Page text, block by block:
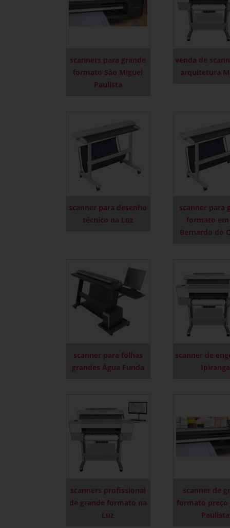
scanners para grande
formato São Miguel
Paulista
venda de
arquitetura
scanner para desenho
técnico na Luz
scanner para
formato em
Bernardo do
scanner para folhas
grandes Água Funda
scanner de
Ipiranga
scanners profissional
de grande formato na
Luz
scanner de
formato preço
Paulista